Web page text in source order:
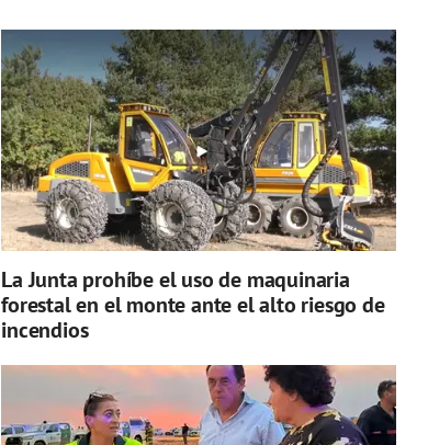
La Junta prohíbe el uso de maquinaria
forestal en el monte ante el alto riesgo de
incendios